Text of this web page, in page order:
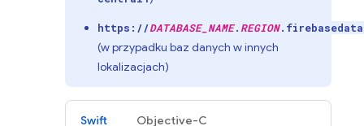
https://DATABASE_NAME. REGION
(w przypadku baz danych w innych
lokalizacjach)
Swift Objective-C